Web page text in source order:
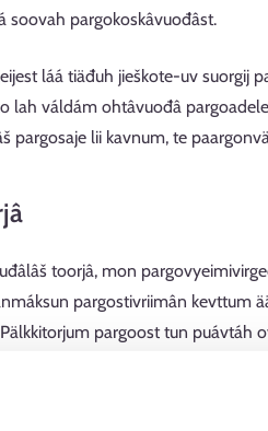
soovah pargokoskâvuođâst.
láá tiäđuh jieškote-uv suorgij
lah váldám ohtâvuođâ
pargosaje lii kavnum, te
toorjâ, mon
pargostivriimân kevttum
pargoost tun puávtáh
äššitobdest, et